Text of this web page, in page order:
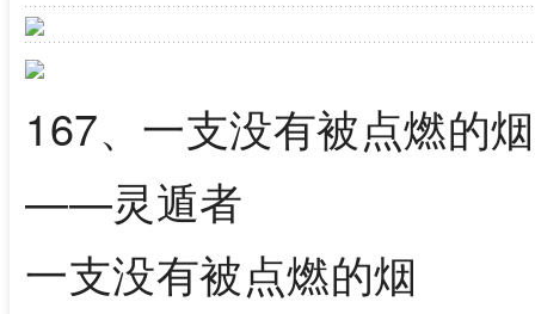
167、一支没有被点燃的烟
——灵遁者
一支没有被点燃的烟